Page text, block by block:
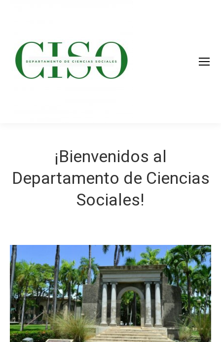
¡Bienvenidos al
Departamento de Ciencias
Sociales!